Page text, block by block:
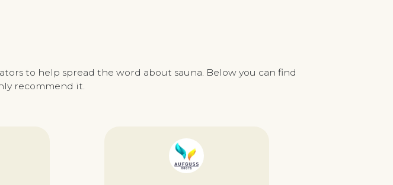
to help spread the word about sauna. Below you can find
recommend it.